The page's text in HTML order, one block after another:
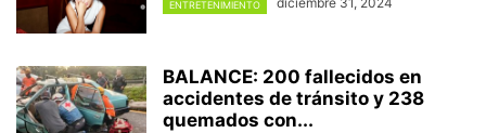
ENTRETENIMIENTO
BALANCE: 200 fallecidos en
accidentes de tránsito y 238
quemados con...